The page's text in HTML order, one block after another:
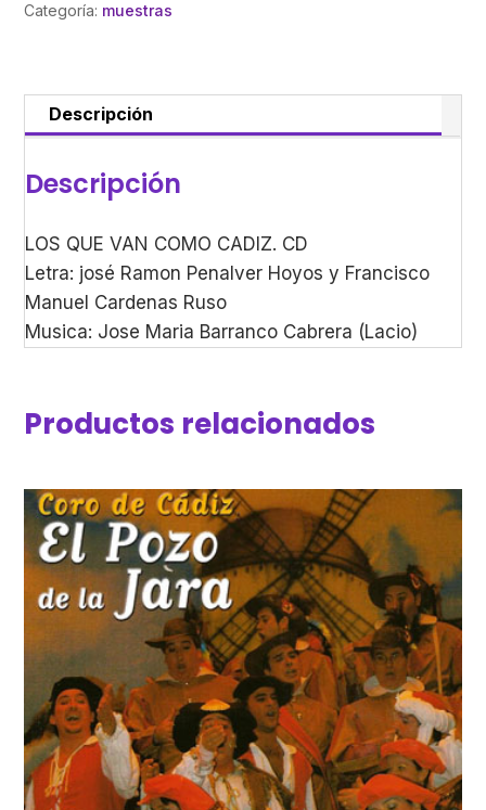
Categoría: muestras
Descripción
Descripción
LOS QUE VAN COMO CADIZ. CD
Letra: josé Ramon Penalver Hoyos y Francisco
Manuel Cardenas Ruso
Musica: Jose Maria Barranco Cabrera (Lacio)
Productos relacionados